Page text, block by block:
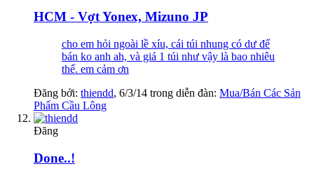
HCM - Vợt Yonex, Mizuno JP
cho em hỏi ngoài lề xíu, cái túi nhung có dư để
bán ko anh ah, và giá 1 túi như vậy là bao nhiêu
thế. em cảm ơn
Đăng bởi: thiendd, 6/3/14 trong diễn đàn: Mua/Bán Các Sản
Phẩm Cầu Lông
Đăng
Done..!